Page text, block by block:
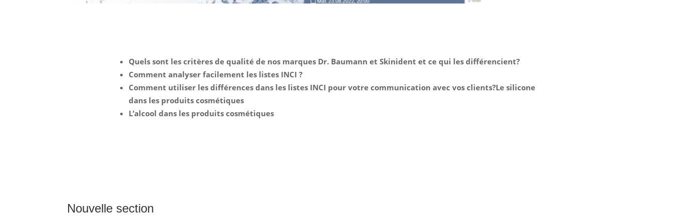
Quels sont les critères de qualité de nos marques Dr. Baumann et Skinident et ce qui les différencient?
Comment analyser facilement les listes INCI ?
Comment utiliser les différences dans les listes INCI pour votre communication avec vos clients?Le silicone
dans les produits cosmétiques
L’alcool dans les produits cosmétiques
Nouvelle section